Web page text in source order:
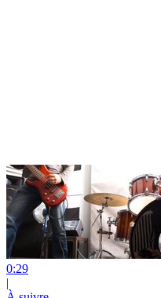
0:29
|